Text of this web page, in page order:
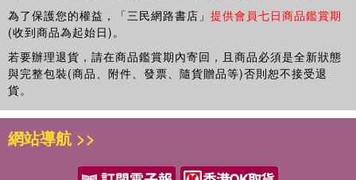
為了保護您的權益，「三民網路書店」 提供會員七日商品鑑賞期
(收到商品為起始日)。
若要辦理退貨，請在商品鑑賞期內寄回，且商品必須是全新狀態
與完整包裝(商品、附件、發票、隨貨贈品等)否則恕不接受退
貨。
網站導航 >>